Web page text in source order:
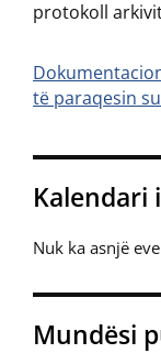
protokoll
të paraqesin
Kalendari
Nuk ka asnjë
Mundësi